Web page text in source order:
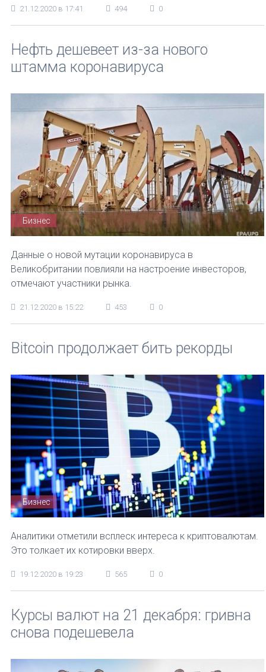
21.12.2020 в 17:41 494 0
Нефть дешевеет из-за нового
штамма коронавируса
Бизнес
Данные о новой мутации коронавируса в
Великобритании повлияли на настроение инвесторов,
отмечают участники рынка.
21.12.2020 в 15:22 453 0
Bitcoin продолжает бить рекорды
Бизнес
Аналитики отметили всплеск интереса к криптовалютам.
Это толкает их котировки вверх.
19.12.2020 в 19:23 565 0
Курсы валют на 21 декабря: гривна
снова подешевела